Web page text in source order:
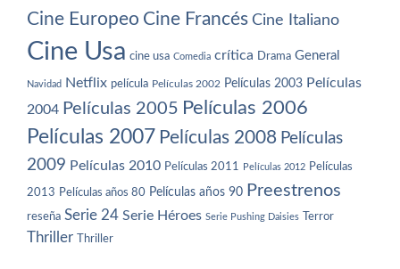
Cine Europeo Cine Francés Cine Italiano
Cine Usa cine usa Comedia crítica Drama General
Navidad Netflix película Películas 2002 Películas 2003 Películas
2004 Películas 2005 Películas 2006
Películas 2007 Películas 2008 Películas
2009 Películas 2010 Películas 2011 Películas 2012 Películas
2013 Películas años 80 Películas años 90 Preestrenos
reseña Serie 24 Serie Héroes Serie Pushing Daisies Terror
Thriller Thriller